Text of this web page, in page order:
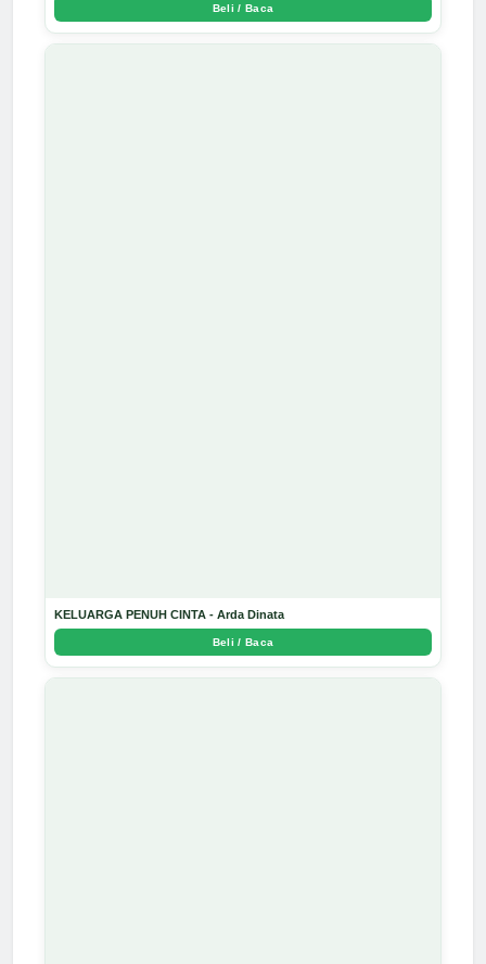
Beli / Baca
KELUARGA PENUH CINTA - Arda Dinata
Beli / Baca